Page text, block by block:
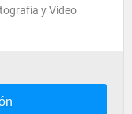
y Video